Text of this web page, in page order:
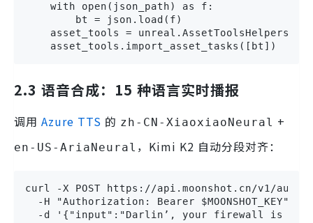
    with open(json_path) as f:
        bt = json.load(f)
asset_tools =
    asset_tools.import_asset_tasks([bt])
2.3 语音合成：15 种语言实时播报
调用 Azure TTS 的 zh-CN-XiaoxiaoNeural +
en-US-AriaNeural ，Kimi K2 自动分段对齐：
curl -X POST https://api.moonshot.cn/v1/audio/
  -H "Authorization: Bearer $MOONSHOT_KEY"
-d '{"input":"Darlin’, your firewall is as